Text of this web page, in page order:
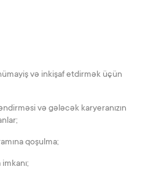
nümayiş və inkişaf etdirmək üçün
və gələcək karyeranızın
qoşulma;
imkanı;